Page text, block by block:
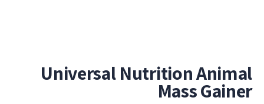
Universal Nutrition Animal
Mass Gainer